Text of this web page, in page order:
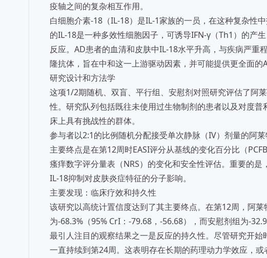
疫轴之间的复杂相互作用。
白细胞介素-18（IL-18）是IL-1家族的一员，在这种复杂性
的IL-18是一种多效性细胞因子，可诱导IFN-γ（Th1）的产
反应。AD患者的血清和皮肤中IL-18水平升高，与疾病严重
隆抗体，旨在中和这一上游驱动因素，并可能提供更全面的
研究设计和方法学
这项1/2期随机、双盲、平行组、安慰剂对照研究评估了阿
性。研究队列包括既往未使用过生物制剂的患者以及对度
床上具有挑战性的群体。
参与者以2:1的比例随机分配接受单次静脉（IV）剂量的阿
主要终点是在第12周时EASI评分从基线的变化百分比（
瘙痒数字评分量表（NRS）的变化和安全性评估。重要的
IL-18抑制对皮肤炎症特征的分子影响。
主要发现：临床疗效和持久性
该研究以高统计置信度达到了其主要终点。在第12周，阿莱
为-68.3%（95% CrI：-79.68，-56.68），而安慰剂组为-
最引人注目的观察结果之一是反应的持久性。尽管研究开
一直持续到第24周。这表明存在长期的药理动力学效应，